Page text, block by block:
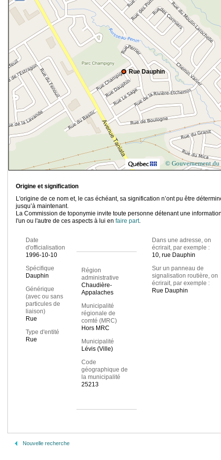
Rue Dauphin
© Gouvernement du
Origine et signification
L'origine de ce nom et, le cas échéant, sa signification n’ont pu être
jusqu’à maintenant.
La Commission de toponymie invite toute personne détenant une
l'un ou l'autre de ces aspects à lui en faire part.
Date
d'officialisation
1996-10-10
Spécifique
Dauphin
Générique
(avec ou sans
particules de
liaison)
Rue
Type d'entité
Rue
Région
administrative
Chaudière-
Appalaches
Municipalité
régionale de
comté (MRC)
Hors MRC
Municipalité
Lévis (Ville)
Code
géographique de
la municipalité
25213
Dans une adresse, on
écrirait, par exemple :
10, rue Dauphin
Sur un panneau de
signalisation routière, on
écrirait, par exemple :
Rue Dauphin
Nouvelle recherche